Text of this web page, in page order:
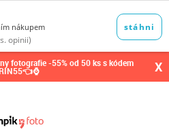
fotografie -55% od 50 ks s kódem X